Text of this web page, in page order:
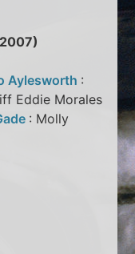
Aylesworth :
Eddie Morales
: Molly